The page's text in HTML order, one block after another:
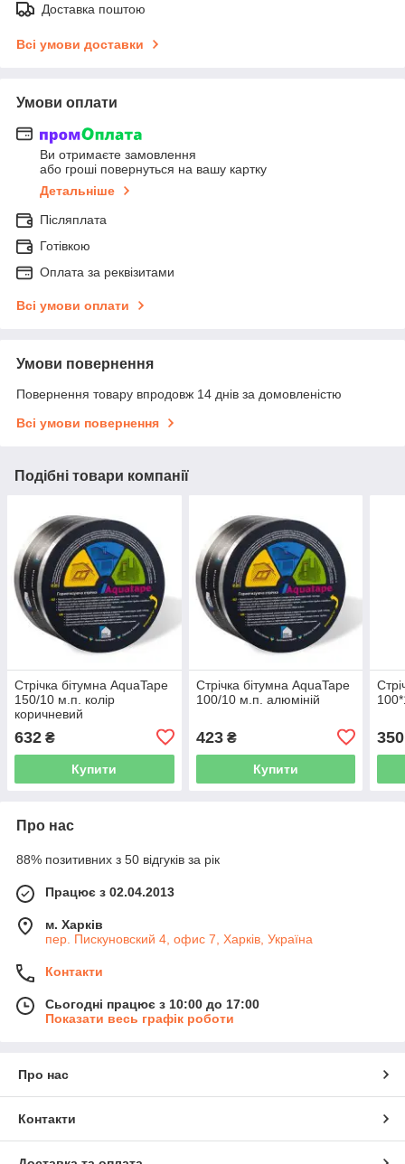
Доставка поштою
Всі умови доставки
Умови оплати
Ви отримаєте замовлення
або гроші повернуться на вашу картку
Детальніше
Післяплата
Готівкою
Оплата за реквізитами
Всі умови оплати
Умови повернення
Повернення товару впродовж 14 днів за домовленістю
Всі умови повернення
Подібні товари компанії
Стрічка бітумна AquaTape
150/10 м.п. колір
коричневий
632 ₴
Купити
Стрічка бітумна AquaTape
100/10 м.п. алюміній
423₴
Купити
350
Про нас
88% позитивних з 50 відгуків за рік
Працює з 02.04.2013
м. Харків
пер. Пискуновский 4, офис 7, Харків, Україна
Контакти
Сьогодні працює з 10:00 до 17:00
Показати весь графік роботи
Про нас
Контакти